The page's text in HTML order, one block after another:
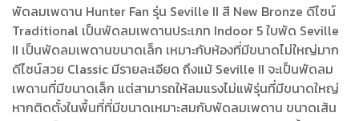
พัดลมเพดาน Hunter Fan รุ่น Seville II สี New Bronze ดีไซน์
Traditional เป็นพัดลมเพดานประเภท Indoor 5 ใบพัด Seville
II เป็นพัดลมเพดานขนาดเล็ก เหมาะกับห้องที่มีขนาดไม่ใหญ่มาก
ดีไซน์สวย Classic มีรายละเอียด ถึงแม้ Seville II จะเป็นพัดลม
เพดานที่มีขนาดเล็ก แต่สามารถให้ลมแรงไม่แพ้รุ่นที่มีขนาดใหญ่
หากติดตั้งในพื้นที่ที่มีขนาดเหมาะสมกับพัดลมเพดาน ขนาดเส้น